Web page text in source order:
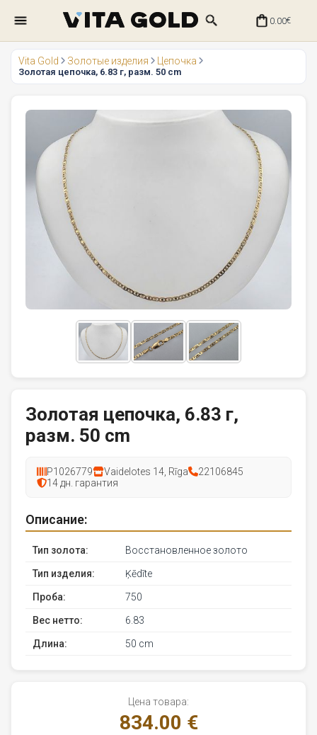
0.00€
Vita Gold Золотые изделия Цепочка
Золотая цепочка, 6.83 г, разм. 50 cm
Золотая цепочка, 6.83 г,
разм. 50 cm
P1026779 Vaidelotes 14, Rīga
22106845
14 дн. гарантия
Описание:
Тип золота: Восстановленное золото
Тип изделия: Ķēdīte
Проба: 750
Вес нетто: 6.83
Длина: 50 cm
Цена товара:
834.00 €